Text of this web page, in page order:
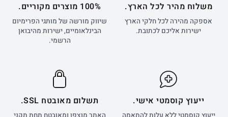
משלוח מהיר לכל הארץ.
אספקה מהירה לכל חלקי הארץ
ישירות אליכם לכתובת.
100% מוצרים מקוריים.
שיווק מורשה של מותגי הפרימיום
הבינלאומיים, ישירות מהיבואן
הרשמי.
ייעוץ קוסמטי אישי. תשלום מאובטח SSL.